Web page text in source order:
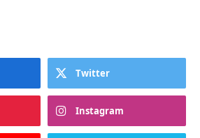
Twitter
Instagram